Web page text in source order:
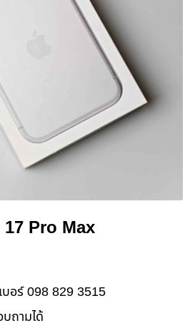
Pro Max
อร์ 098 829 3515
ถามได้